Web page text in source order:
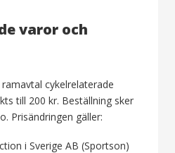
varor och
cykelrelaterade
till 200 kr. Beställning sker
Prisändringen gäller:
i Sverige AB (Sportson)